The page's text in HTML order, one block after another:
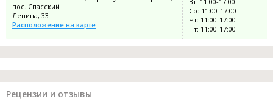
пос. Спасский
Ленина, 33
Расположение на карте
Ср: 11:00-17:00
Чт: 11:00-17:00
Пт: 11:00-17:00
Рецензии и отзывы